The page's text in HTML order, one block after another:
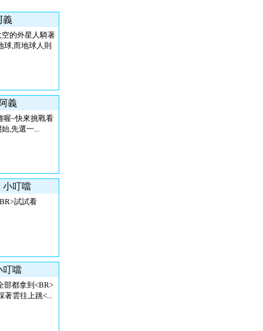
義
的外星人騎著
球,而地球人則
義
喔~快來挑戰看
,先選一...
小叮噹
試試看
叮噹
部都拿到<BR>
著雲往上跳<...